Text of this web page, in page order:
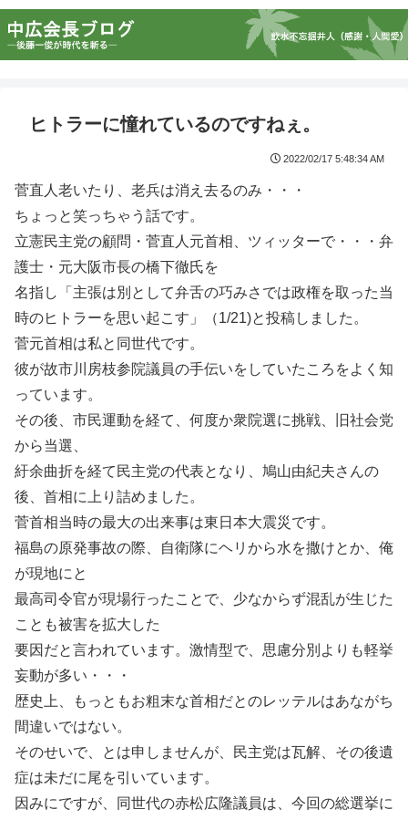
ヒトラーに憧れているのですねぇ。
2022/02/17 5:48:34 AM
菅直人老いたり、老兵は消え去るのみ・・・
ちょっと笑っちゃう話です。
立憲民主党の顧問・菅直人元首相、ツィッターで・・・弁
護士・元大阪市長の橋下徹氏を
名指し「主張は別として弁舌の巧みさでは政権を取った当
時のヒトラーを思い起こす」（1/21)と投稿しました。
菅元首相は私と同世代です。
彼が故市川房枝参院議員の手伝いをしていたころをよく知
っています。
その後、市民運動を経て、何度か衆院選に挑戦、旧社会党
から当選、
紆余曲折を経て民主党の代表となり、鳩山由紀夫さんの
後、首相に上り詰めました。
菅首相当時の最大の出来事は東日本大震災です。
福島の原発事故の際、自衛隊にヘリから水を撒けとか、俺
が現地にと
最高司令官が現場行ったことで、少なからず混乱が生じた
ことも被害を拡大した
要因だと言われています。激情型で、思慮分別よりも軽挙
妄動が多い・・・
歴史上、もっともお粗末な首相だとのレッテルはあながち
間違いではない。
そのせいで、とは申しませんが、民主党は瓦解、その後遺
症は未だに尾を引いています。
因みにですが、同世代の赤松広隆議員は、今回の総選挙に